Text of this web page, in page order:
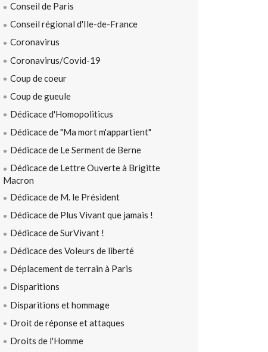
Conseil de Paris
Conseil régional d'Ile-de-France
Coronavirus
Coronavirus/Covid-19
Coup de coeur
Coup de gueule
Dédicace d'Homopoliticus
Dédicace de "Ma mort m'appartient"
Dédicace de Le Serment de Berne
Dédicace de Lettre Ouverte à Brigitte
Macron
Dédicace de M. le Président
Dédicace de Plus Vivant que jamais !
Dédicace de SurVivant !
Dédicace des Voleurs de liberté
Déplacement de terrain à Paris
Disparitions
Disparitions et hommage
Droit de réponse et attaques
Droits de l'Homme